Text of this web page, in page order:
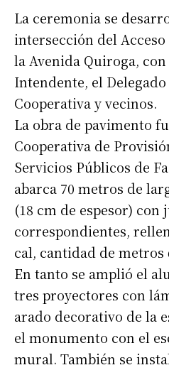
La ceremonia se
intersección del Acceso
la Avenida Quiroga,
Intendente, el
Cooperativa y vecinos.
La obra de pavimento
Cooperativa de
Servicios Públicos de
abarca 70 metros de
(18 cm de espesor) con
correspondientes,
cal, cantidad de metros
En tanto se amplió el
tres proyectores con
arado decorativo de la
el monumento con el
mural. También se